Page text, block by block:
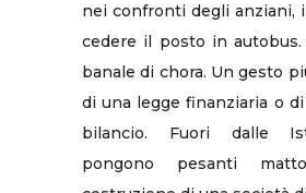
nei confronti degli anziani,
cedere il posto in
banale di chora. Un gesto
di una legge finanziaria o
bilancio. Fuori dalle
pongono pesanti